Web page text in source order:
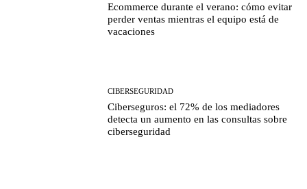
Ecommerce durante el verano: cómo evitar
perder ventas mientras el equipo está de
vacaciones
CIBERSEGURIDAD
Ciberseguros: el 72% de los mediadores
detecta un aumento en las consultas sobre
ciberseguridad